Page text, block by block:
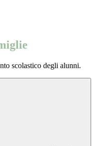
scolastico degli alunni.